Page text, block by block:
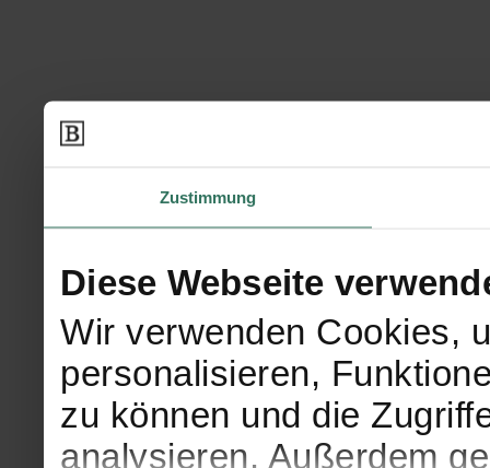
Zustimmung
Diese Webseite
Wir verwenden Cookies,
personalisieren,
zu können und die
analysieren. Außerdem